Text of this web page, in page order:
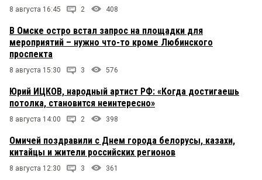
8 августа 16:45 2 408
В Омске остро встал запрос на площадки для
мероприятий – нужно что-то кроме Любинского
проспекта
8 августа 15:30 3 576
Юрий ИЦКОВ, народный артист РФ: «Когда достигаешь
потолка, становится неинтересно»
8 августа 14:00 2 398
Омичей поздравили с Днем города белорусы, казахи,
китайцы и жители российских регионов
8 августа 12:30 3 361